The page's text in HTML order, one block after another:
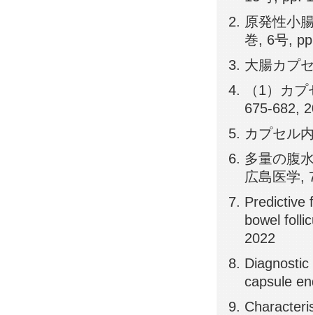
原発性小
巻, 6号,
大腸カプ
（1）カ
675-682,
カプセル
多量の腹
広島医学,
Predictive
bowel
2022
capsule